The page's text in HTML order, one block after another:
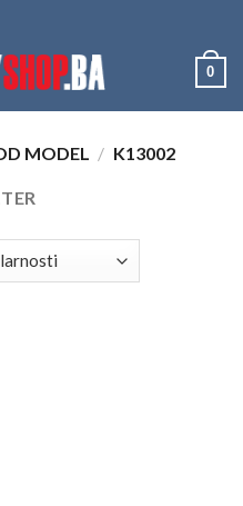
0
MODEL / K13002